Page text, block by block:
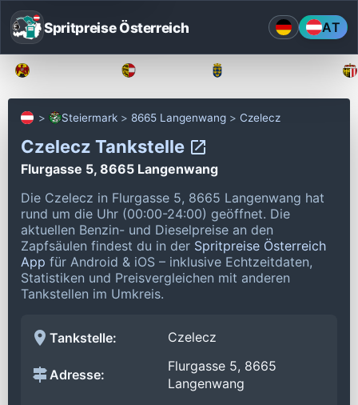
Spritpreise Österreich AT
Steiermark 8665 Langenwang Czelecz
Czelecz Tankstelle
Flurgasse 5, 8665 Langenwang
Die Czelecz in Flurgasse 5, 8665 Langenwang hat
rund um die Uhr (00:00-24:00) geöffnet. Die
aktuellen Benzin- und Dieselpreise an den
Zapfsäulen findest du in der Spritpreise Österreich
App für Android & iOS – inklusive Echtzeitdaten,
Statistiken und Preisvergleichen mit anderen
Tankstellen im Umkreis.
Tankstelle: Czelecz
Adresse:
Flurgasse 5, 8665
Langenwang